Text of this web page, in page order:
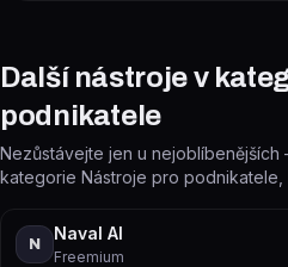
Další nástroje v
podnikatele
Nezůstávejte jen u nejoblíbenějších
kategorie Nástroje pro
N
Naval AI
Freemium